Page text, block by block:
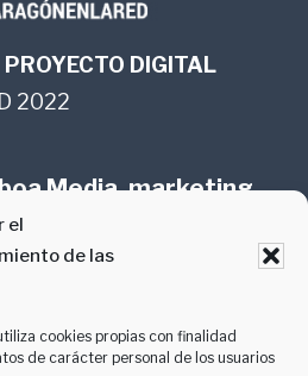
el
de las
cookies propias con finalidad
de carácter personal de los usuarios
DIGITAL
2022
Media, marketing